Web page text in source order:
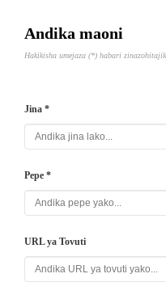
Andika maoni
Hakikisha umejaza (*) habari
Jina *
Pepe *
URL ya Tovuti